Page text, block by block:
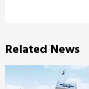
Related News